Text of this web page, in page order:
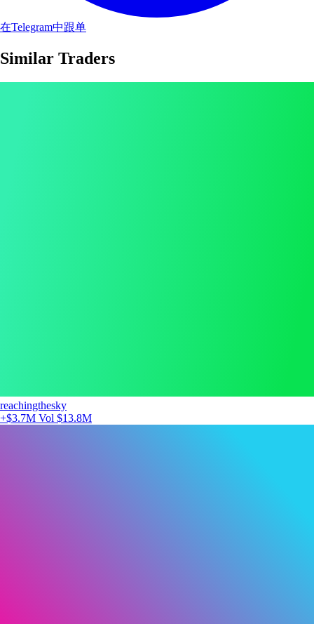
在Telegram中跟单
Similar Traders
reachingthesky
+$3.7M Vol $13.8M